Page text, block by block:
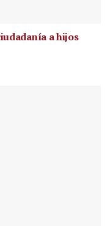
a hijos